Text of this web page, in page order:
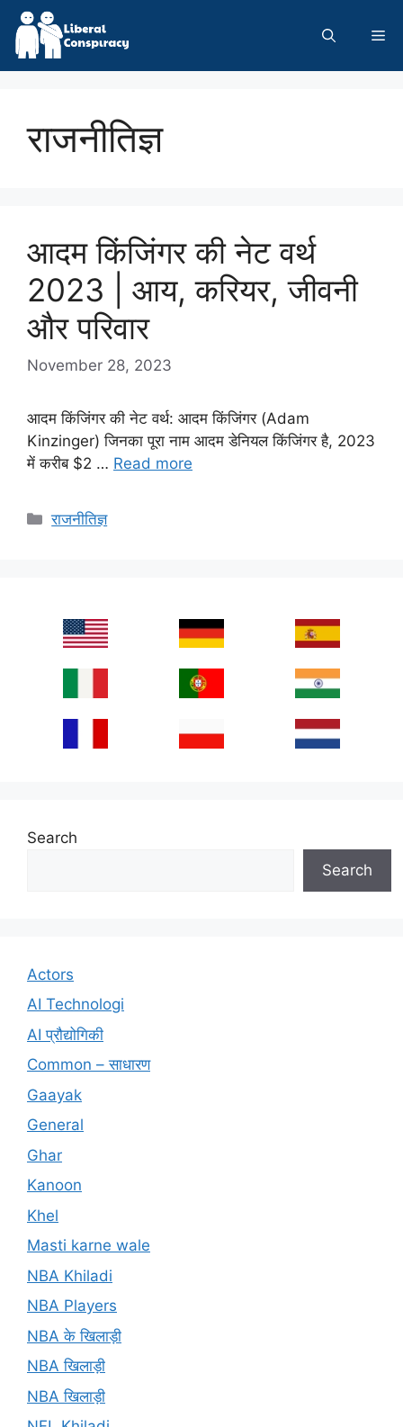
Skip
content
राजनीतिज्ञ
आदम किंजिंगर की नेट वर्थ
2023 | आय, करियर, जीवनी
और परिवार
November 28, 2023
आदम किंजिंगर की नेट वर्थ: आदम किंजिंगर (Adam
Kinzinger) जिनका पूरा नाम आदम डेनियल किंजिंगर है, 2023
में करीब $2 … Read more
Categories
राजनीतिज्ञ
Search
Search
Actors
AI Technologi
AI प्रौद्योगिकी
Common – साधारण
Gaayak
General
Ghar
Kanoon
Khel
Masti karne wale
NBA Khiladi
NBA Players
NBA के खिलाड़ी
NBA खिलाड़ी
NBA खिलाड़ी